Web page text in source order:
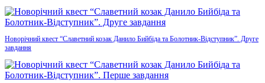
Новорічний квест “Славетний козак Данило Бийбіда та Болотник-Відступник”. Друге
завдання